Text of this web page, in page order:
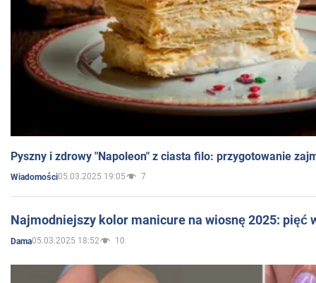
Pyszny i zdrowy "Napoleon" z ciasta filo: przygotowanie
Wiadomości05.03.2025 19:05 7
Najmodniejszy kolor manicure na wiosnę 2025: pięć
Dama05.03.2025 18:52 10